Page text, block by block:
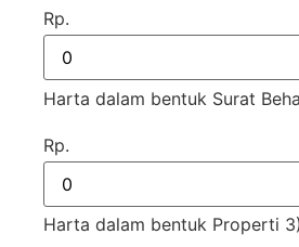
Rp.
Harta dalam bentuk Surat
Rp.
Harta dalam bentuk Properti 3)